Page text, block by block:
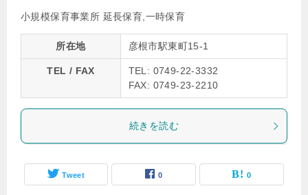
小規模保育事業所 延長保育,一時保育
所在地 彦根市駅東町15-1
TEL / FAX
TEL: 0749-22-3332
FAX: 0749-23-2210
続きを読む
Tweet 0 0